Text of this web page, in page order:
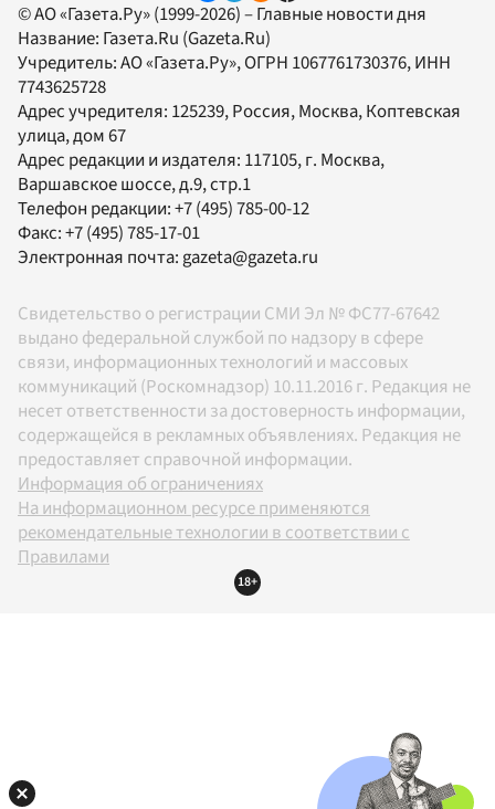
© АО «Газета.Ру» (1999-2026) – Главные новости дня
Название: Газета.Ru (Gazeta.Ru)
Учредитель:АО «Газета.Ру», ОГРН 1067761730376, ИНН
7743625728
Адрес учредителя: 125239, Россия, Москва, Коптевская
улица, дом 67
Адрес редакции и издателя: 117105, г. Москва,
Варшавское шоссе, д.9, стр.1
Телефон редакции:+7 (495) 785-00-12
Факс:+7 (495) 785-17-01
Электронная почта:gazeta@gazeta.ru
Свидетельство о регистрации СМИ Эл № ФС77-67642
выдано федеральной службой по надзору в сфере
связи, информационных технологий и массовых
коммуникаций (Роскомнадзор) 10.11.2016 г. Редакция не
несет ответственности за достоверность информации,
содержащейся в рекламных объявлениях. Редакция не
предоставляет справочной информации.
Информация об ограничениях
На информационном ресурсе применяются
рекомендательные технологии в соответствии с
Правилами
18+